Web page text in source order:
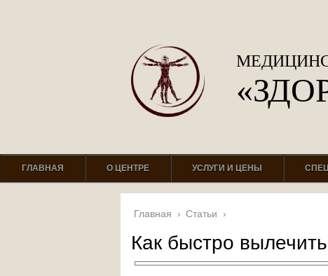
ГЛАВНАЯ О ЦЕНТРЕ УСЛУГИ И ЦЕНЫ
Главная › Статьи ›
Как быстро